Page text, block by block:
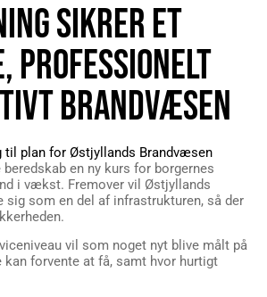
SIKRER ET
PROFESSIONELT
BRANDVÆSEN
til plan for Østjyllands Brandvæsen
en ny kurs for borgernes
i vækst. Fremover vil Østjyllands
sig som en del af infrastrukturen, så der
vil som noget nyt blive målt på
forvente at få, samt hvor hurtigt